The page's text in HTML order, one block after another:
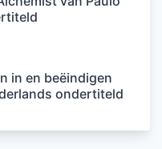
in en beëindigen
ondertiteld